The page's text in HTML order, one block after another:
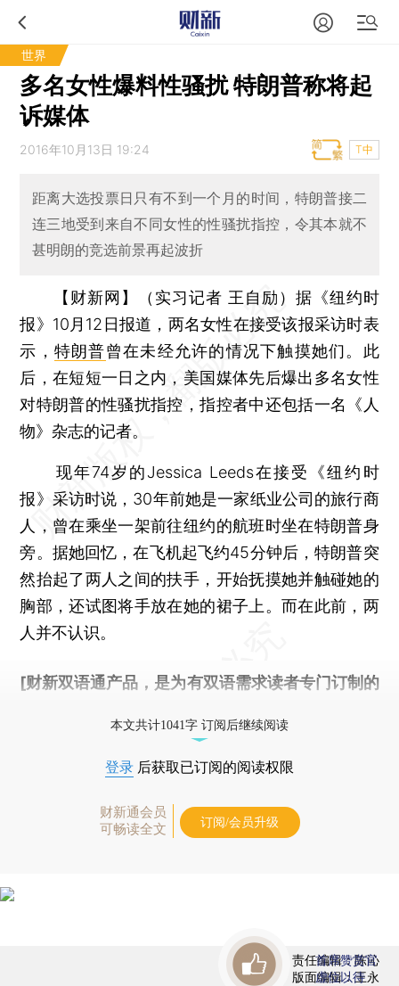
世界
多名女性爆料性骚扰 特朗普称将起
诉媒体
2016年10月13日 19:24 T中
距离大选投票日只有不到一个月的时间，特朗普接二
连三地受到来自不同女性的性骚扰指控，令其本就不
甚明朗的竞选前景再起波折
【财新网】（实习记者 王自励） 据《纽约时
报》10月12日报道，两名女性在接受该报采访时表
示， 特朗普曾在未经允许的情况下触摸她们。此
后，在短短一日之内，美国媒体先后爆出多名女性
对特朗普的性骚扰指控，指控者中还包括一名《人
物》杂志的记者。
现年74岁的Jessica Leeds在接受《纽约时
报》采访时说，30年前她是一家纸业公司的旅行商
人，曾在乘坐一架前往纽约的航班时坐在特朗普身
旁。据她回忆，在飞机起飞约45分钟后，特朗普突
然抬起了两人之间的扶手，开始抚摸她并触碰她的
胸部，还试图将手放在她的裙子上。而在此前，两
人并不认识。
[财新双语通产品，是为有双语需求读者专门订制的
本文共计1041字 订阅后继续阅读
登录 后获取已订阅的阅读权限
财新通会员
可畅读全文
订阅/会员升级
责任编辑：陈沁
版面编辑：王永
首席赞赏官
虚位以待